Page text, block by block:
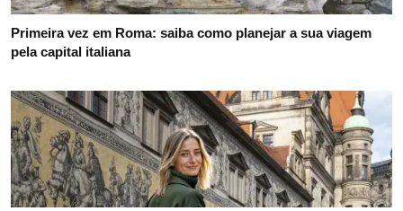
Primeira vez em Roma: saiba como planejar a sua viagem
pela capital italiana